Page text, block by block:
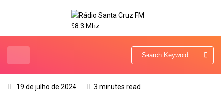
19 de julho de 2024 3 minutes read